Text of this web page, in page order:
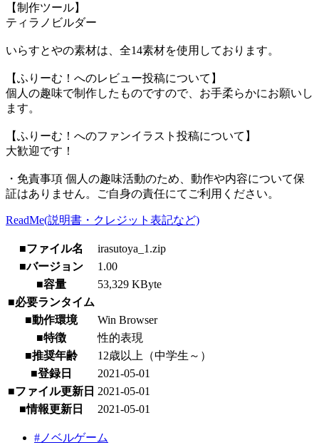
【制作ツール】
ティラノビルダー
いらすとやの素材は、全14素材を使用しております。
【ふりーむ！へのレビュー投稿について】
個人の趣味で制作したものですので、お手柔らかにお願いし
ます。
【ふりーむ！へのファンイラスト投稿について】
大歓迎です！
・免責事項 個人の趣味活動のため、動作や内容について保
証はありません。ご自身の責任にてご利用ください。
ReadMe(説明書・クレジット表記など)
■ファイル名
irasutoya_1.zip
■バージョン
1.00
■容量
53,329 KByte
■必要ランタイム
■動作環境
Win Browser
■特徴
性的表現
■推奨年齢
12歳以上（中学生～）
■登録日
2021-05-01
■ファイル更新日 2021-05-01
■情報更新日
2021-05-01
#ノベルゲーム